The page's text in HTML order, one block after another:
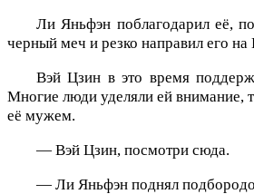
Ли Яньфэн поблагодарил её,
черный меч и резко направил его на
Вэй Цзин в это время
Многие люди уделяли ей внимание,
её мужем.
— Вэй Цзин, посмотри сюда.
— Ли Яньфэн поднял